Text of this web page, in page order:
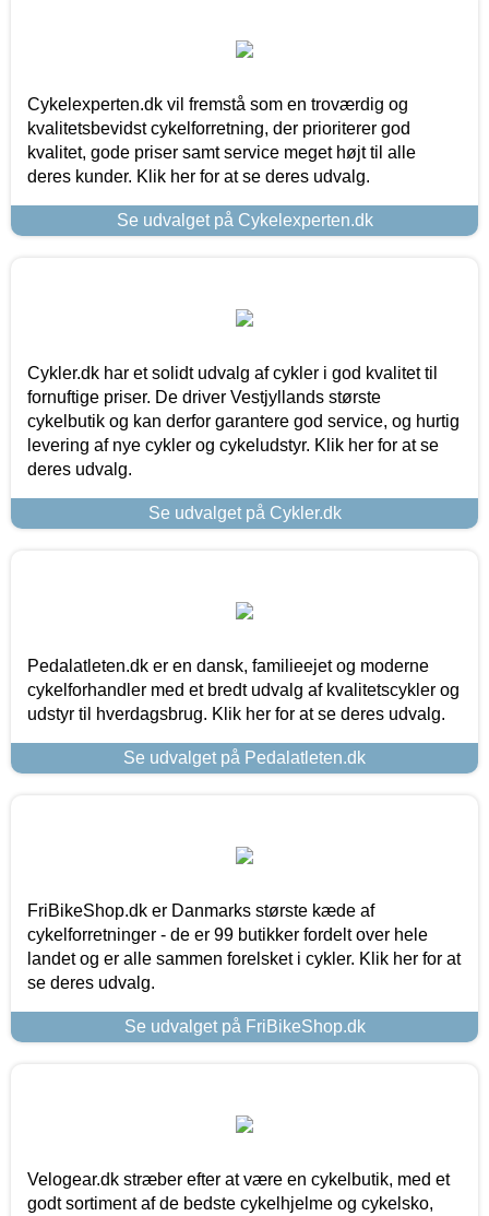
Cykelexperten.dk vil fremstå som en troværdig og
kvalitetsbevidst cykelforretning, der prioriterer god
kvalitet, gode priser samt service meget højt til alle
deres kunder. Klik her for at se deres udvalg.
Se udvalget på Cykelexperten.dk
Cykler.dk har et solidt udvalg af cykler i god kvalitet til
fornuftige priser. De driver Vestjyllands største
cykelbutik og kan derfor garantere god service, og hurtig
levering af nye cykler og cykeludstyr. Klik her for at se
deres udvalg.
Se udvalget på Cykler.dk
Pedalatleten.dk er en dansk, familieejet og moderne
cykelforhandler med et bredt udvalg af kvalitetscykler og
udstyr til hverdagsbrug. Klik her for at se deres udvalg.
Se udvalget på Pedalatleten.dk
FriBikeShop.dk er Danmarks største kæde af
cykelforretninger - de er 99 butikker fordelt over hele
landet og er alle sammen forelsket i cykler. Klik her for at
se deres udvalg.
Se udvalget på FriBikeShop.dk
Velogear.dk stræber efter at være en cykelbutik, med et
godt sortiment af de bedste cykelhjelme og cykelsko,